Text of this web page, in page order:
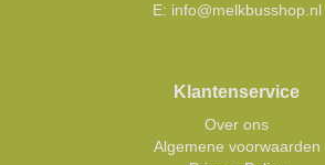
E: info@melkbusshop.nl
Klantenservice
Over ons
Algemene voorwaarden